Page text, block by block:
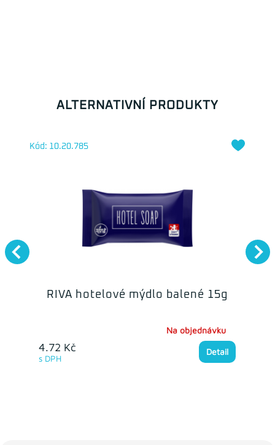
ALTERNATIVNÍ PRODUKTY
RIVA hotelové mýdlo balené 15g
Kód: 10.20.785
4.72 Kč
s DPH
Na objednávku
Detail